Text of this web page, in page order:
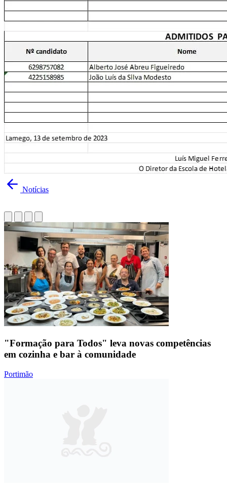
Notícias
"Formação para Todos" leva novas competências
em cozinha e bar à comunidade
Portimão